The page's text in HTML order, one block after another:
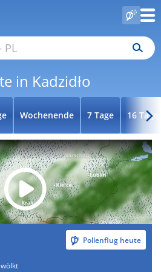
in Kadzidło
Wochenende 7 Tage 16 Tage
Pollenflug heute